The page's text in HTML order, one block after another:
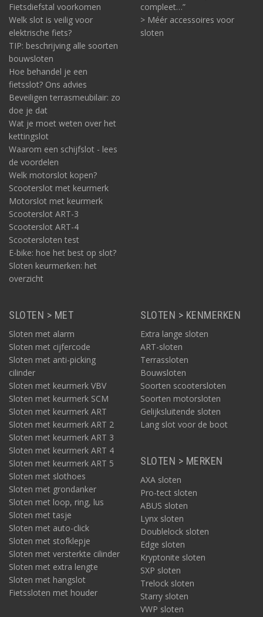
Fietsdiefstal voorkomen
Welk slot is veilig voor
elektrische fiets?
TIP: beschrijving alle soorten
bouwsloten
Hoe behandel je een
fietsslot? Ons advies
Beveiligen terrasmeubilair: zo
doe je dat
Wat je moet weten over het
kettingslot
Waarom een schijfslot - lees
de voordelen
Welk motorslot kopen?
Scooterslot met keurmerk
Motorslot met keurmerk
Scooterslot ART-3
Scooterslot ART-4
Scootersloten test
E-bike: hoe het best op slot?
Sloten keurmerken: het
overzicht
compleet…”
> Méér accessoires voor
sloten
SLOTEN > MET
Sloten met alarm
Sloten met cijfercode
Sloten met anti-picking
cilinder
Sloten met keurmerk VBV
Sloten met keurmerk SCM
Sloten met keurmerk ART
Sloten met keurmerk ART 2
Sloten met keurmerk ART 3
Sloten met keurmerk ART 4
Sloten met keurmerk ART 5
Sloten met slothoes
Sloten met grondanker
Sloten met loop, ring, lus
Sloten met tasje
Sloten met auto-click
Sloten met stofklepje
Sloten met versterkte cilinder
Sloten met extra lengte
Sloten met hangslot
Fietssloten met houder
SLOTEN > KENMERKEN
Extra lange sloten
ART-sloten
Terrassloten
Bouwsloten
Soorten scootersloten
Soorten motorsloten
Gelijksluitende sloten
Lang slot voor de boot
SLOTEN > MERKEN
AXA sloten
Pro-tect sloten
ABUS sloten
Lynx sloten
Doublelock sloten
Edge sloten
Kryptonite sloten
SXP sloten
Trelock sloten
Starry sloten
VWP sloten